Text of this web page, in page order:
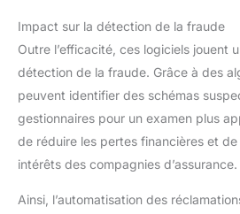
Impact sur la détection de la fraude
Outre l’efficacité, ces logiciels jouent
détection de la fraude. Grâce à des
peuvent identifier des schémas
gestionnaires pour un examen plus
de réduire les pertes financières et
intérêts des compagnies d’assurance.
Ainsi, l’automatisation des